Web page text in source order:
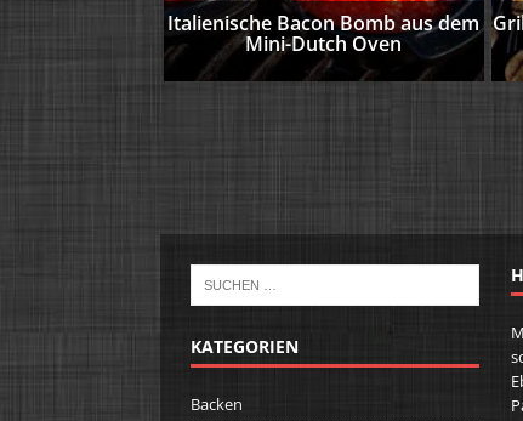
Italienische Bacon Bomb aus dem
Mini-Dutch Oven
KATEGORIEN
Backen